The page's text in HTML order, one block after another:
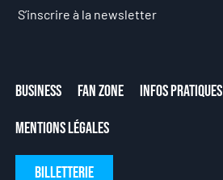
S’inscrire à la newsletter
Business Fan Zone Infos Pratiques
Mentions Légales
Billetterie